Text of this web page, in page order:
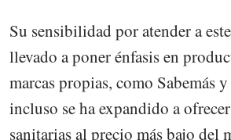
Su sensibilidad por atender a
llevado a poner énfasis en
marcas propias, como Sabemás
incluso se ha expandido a
sanitarias al precio más bajo del